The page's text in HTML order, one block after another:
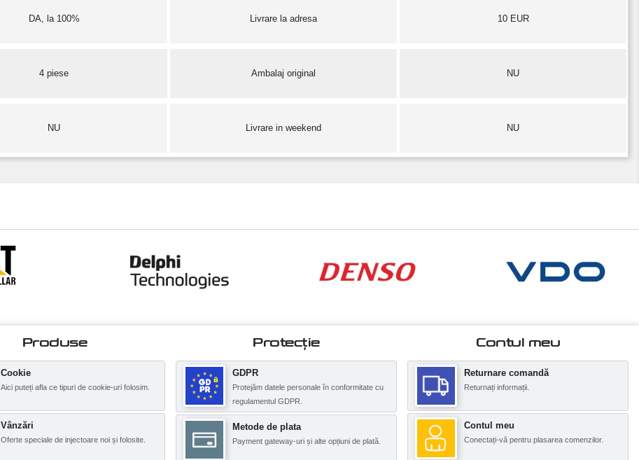
DA, la 100% Livrare la adresa 10 EUR
4 piese Ambalaj original NU
NU Livrare in weekend NU
Produse
Cookie
Aici puteți afla ce tipuri de cookie-uri folosim.
Vânzări
Oferte speciale de injectoare noi și folosite.
Protecţie
GDPR
Protejăm datele personale în conformitate cu
regulamentul GDPR.
Metode de plata
Payment gateway-uri și alte opțiuni de plată.
Contul meu
Returnare comandă
Returnați informații.
Contul meu
Conectați-vă pentru plasarea comenzilor.